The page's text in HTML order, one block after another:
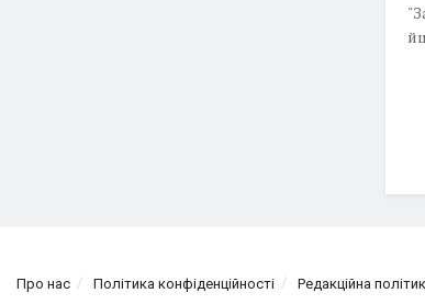
Про нас Політика конфіденційності Редакційна